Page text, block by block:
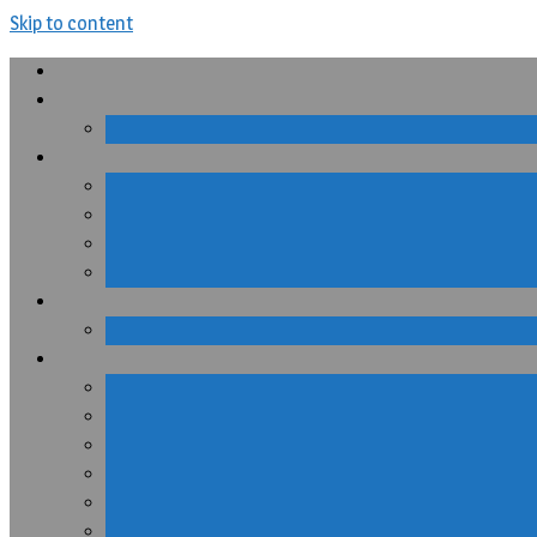
Skip to content